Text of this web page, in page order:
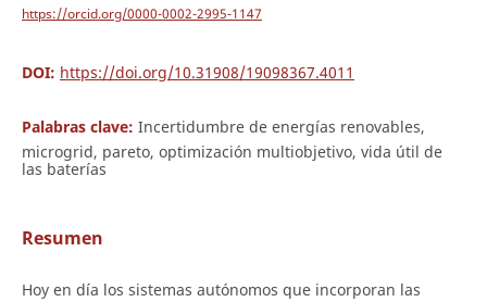
https://orcid.org/0000-0002-2995-1147
DOI: https://doi.org/10.31908/19098367.4011
Palabras clave: Incertidumbre de energías renovables,
microgrid, pareto, optimización multiobjetivo, vida útil de
las baterías
Resumen
Hoy en día los sistemas autónomos que incorporan las